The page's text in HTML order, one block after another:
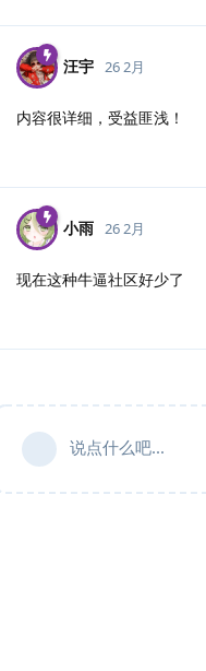
汪宇 26 2月
内容很详细，受益匪浅！
小雨 26 2月
现在这种牛逼社区好少了
说点什么吧...